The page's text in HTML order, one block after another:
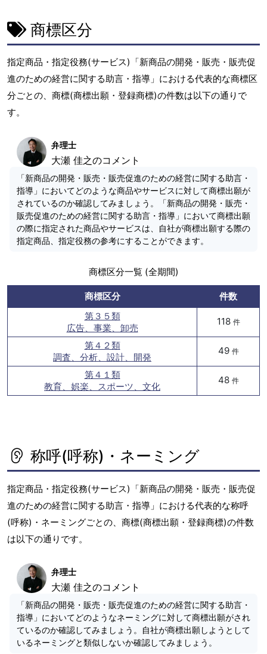
商標区分
指定商品・指定役務(サービス)「新商品の開発・販売・販売促
進のための経営に関する助言・指導」における代表的な商標区
分ごとの、商標(商標出願・登録商標)の件数は以下の通りで
す。
弁理士
大瀬 佳之のコメント
「新商品の開発・販売・販売促進のための経営に関する助言・
指導」においてどのような商品やサービスに対して商標出願が
されているのか確認してみましょう。「新商品の開発・販売・
販売促進のための経営に関する助言・指導」において商標出願
の際に指定された商品やサービスは、自社が商標出願する際の
指定商品、指定役務の参考にすることができます。
商標区分一覧 (全期間)
商標区分
件数
第３５類
広告、事業、卸売
118 件
第４２類
調査、分析、設計、開発
49 件
第４１類
教育、娯楽、スポーツ、文化
48 件
称呼(呼称)・ネーミング
指定商品・指定役務(サービス)「新商品の開発・販売・販売促
進のための経営に関する助言・指導」における代表的な称呼
(呼称)・ネーミングごとの、商標(商標出願・登録商標)の件数
は以下の通りです。
弁理士
大瀬 佳之のコメント
「新商品の開発・販売・販売促進のための経営に関する助言・
指導」においてどのようなネーミングに対して商標出願がされ
ているのか確認してみましょう。自社が商標出願しようとして
いるネーミングと類似しないか確認してみましょう。